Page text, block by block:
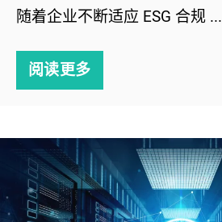
随着企业不断适应 ESG 合规 ...
阅读更多